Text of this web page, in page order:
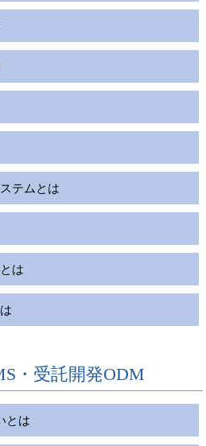
テムとは
は
・受託開発ODM
とは